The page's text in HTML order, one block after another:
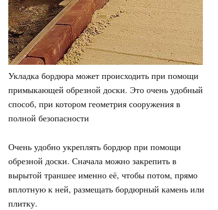
Укладка бордюра может происходить при помощи
примыкающей обрезной доски. Это очень удобный
способ, при котором геометрия сооружения в
полной безопасности
Очень удобно укреплять бордюр при помощи
обрезной доски. Сначала можно закрепить в
вырытой траншее именно её, чтобы потом, прямо
вплотную к ней, размещать бордюрный камень или
плитку.